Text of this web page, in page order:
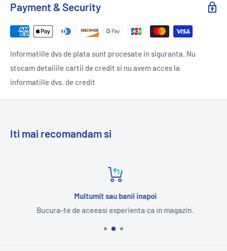
Payment & Security
Informatiile dvs de plata sunt procesate in siguranta. Nu
stocam detaliile cartii de credit si nu avem acces la
informatiile dvs. de credit
Iti mai recomandam si
Multumit sau banii inapoi
Bucura-te de aceeasi experienta ca in magazin.